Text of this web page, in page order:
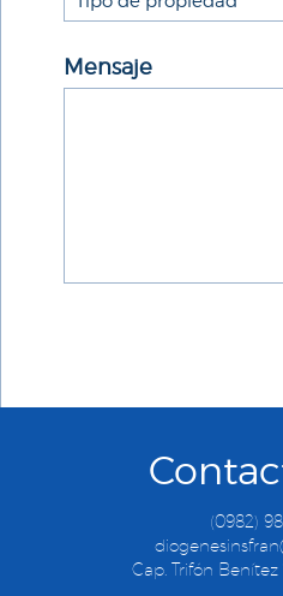
Mensaje
(0982)
Cap. Trifón